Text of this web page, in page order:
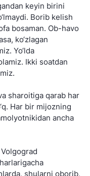
keyin birini
Borib kelish
bosaman. Ob-havo
ko‘zlagan
Yo‘lda
Ikki soatdan
sharoitiga qarab har
Har bir mijozning
ancha
shularni oborib,